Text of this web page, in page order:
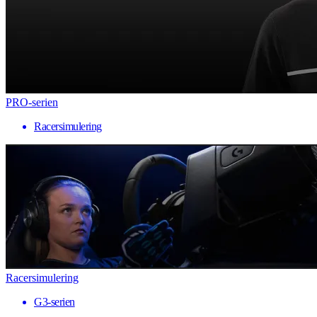
PRO-serien
Racersimulering
Racersimulering
G3-serien